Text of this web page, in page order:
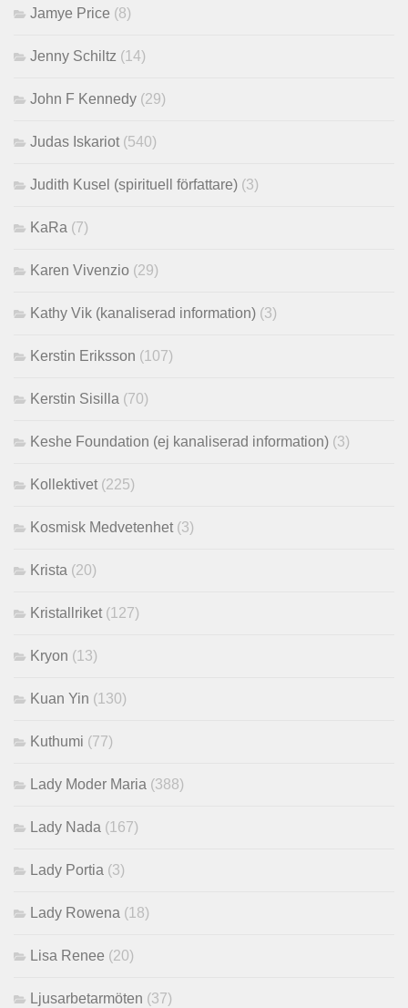
Jamye Price (8)
Jenny Schiltz (14)
John F Kennedy (29)
Judas Iskariot (540)
Judith Kusel (spirituell författare) (3)
KaRa (7)
Karen Vivenzio (29)
Kathy Vik (kanaliserad information) (3)
Kerstin Eriksson (107)
Kerstin Sisilla (70)
Keshe Foundation (ej kanaliserad information) (3)
Kollektivet (225)
Kosmisk Medvetenhet (3)
Krista (20)
Kristallriket (127)
Kryon (13)
Kuan Yin (130)
Kuthumi (77)
Lady Moder Maria (388)
Lady Nada (167)
Lady Portia (3)
Lady Rowena (18)
Lisa Renee (20)
Ljusarbetarmöten (37)